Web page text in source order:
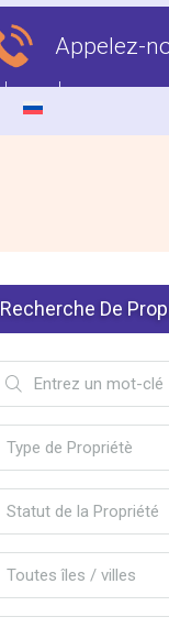
Appelez-
Recherche De
Type de Propriétè
Statut de la Propriété
Toutes îles / villes